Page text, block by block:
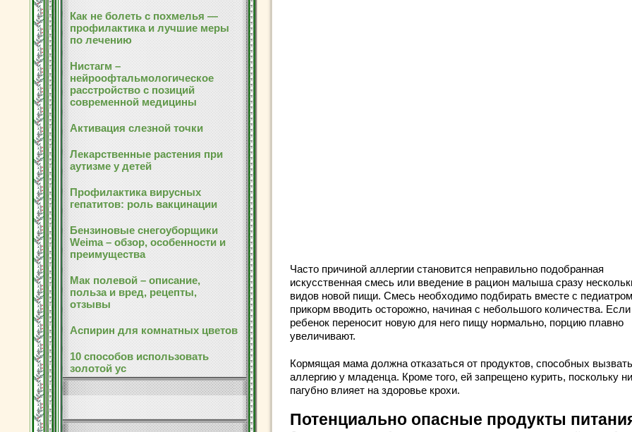
Как не болеть с похмелья —
профилактика и лучшие меры
по лечению
Нистагм –
нейроофтальмологическое
расстройство с позиций
современной медицины
Активация слезной точки
Лекарственные растения при
аутизме у детей
Профилактика вирусных
гепатитов: роль вакцинации
Бензиновые снегоуборщики
Weima – обзор, особенности и
преимущества
Мак полевой – описание,
польза и вред, рецепты,
отзывы
Аспирин для комнатных цветов
10 способов использовать
золотой ус
Часто причиной аллергии становится неправильно подобранная
искусственная смесь или введение в рацион малыша сразу
видов новой пищи. Смесь необходимо подбирать вместе с
прикорм вводить осторожно, начиная с небольшого количества. Если
ребенок переносит новую для него пищу нормально, порцию плавно
увеличивают.
Кормящая мама должна отказаться от продуктов, способных вызвать
аллергию у младенца. Кроме того, ей запрещено курить, поскольку
пагубно влияет на здоровье крохи.
Потенциально опасные продукты